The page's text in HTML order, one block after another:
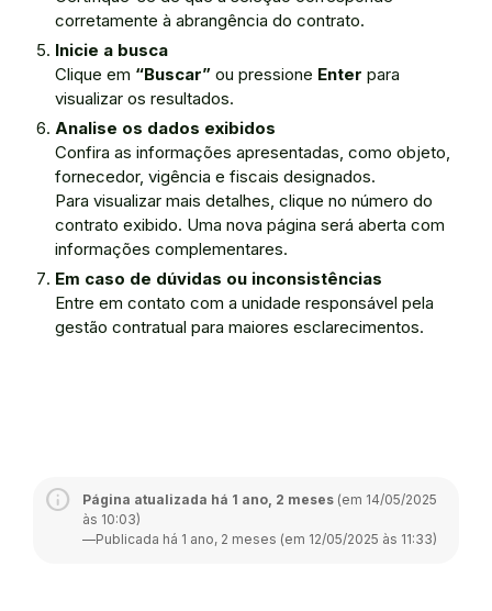
corretamente à abrangência do contrato.
Inicie a busca
Clique em “Buscar” ou pressione Enter para
visualizar os resultados.
Analise os dados exibidos
Confira as informações apresentadas, como objeto,
fornecedor, vigência e fiscais designados.
Para visualizar mais detalhes, clique no número do
contrato exibido. Uma nova página será aberta com
informações complementares.
Em caso de dúvidas ou inconsistências
Entre em contato com a unidade responsável pela
gestão contratual para maiores esclarecimentos.
Página atualizada há 1 ano, 2 meses (em 14/05/2025
às 10:03)
—Publicada há 1 ano, 2 meses (em 12/05/2025 às 11:33)